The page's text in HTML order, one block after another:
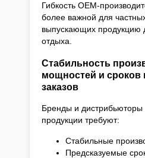
Гибкость OEM-
более важной для
выпускающих продукцию
отдыха.
Стабильность
мощностей и
заказов
Бренды и дистрибьюторы
продукции требуют:
Стабильные
Предсказуемые